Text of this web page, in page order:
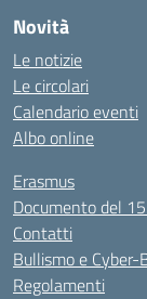
Novità
Le notizie
Le circolari
Calendario eventi
Albo online
Erasmus
Documento del
Contatti
Bullismo e Cyber-
Regolamenti